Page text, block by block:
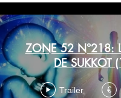
ZONE 52 N°218:
DE SUKKOT
Trailer €